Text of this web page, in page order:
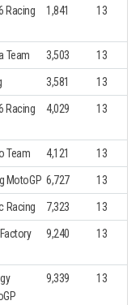
Racing
1,841 13
Team 3,503 13
3,581 13
Racing
4,029 13
Team 4,121 13
MotoGP 6,727 13
Racing 7,323 13
9,240 13
9,339 13